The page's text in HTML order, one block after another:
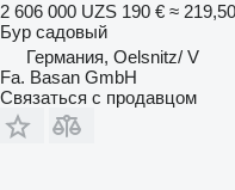
2 606 000 UZS 190 € ≈
Бур садовый
Германия, Oelsnitz/ V
Fa. Basan GmbH
Связаться с продавцом